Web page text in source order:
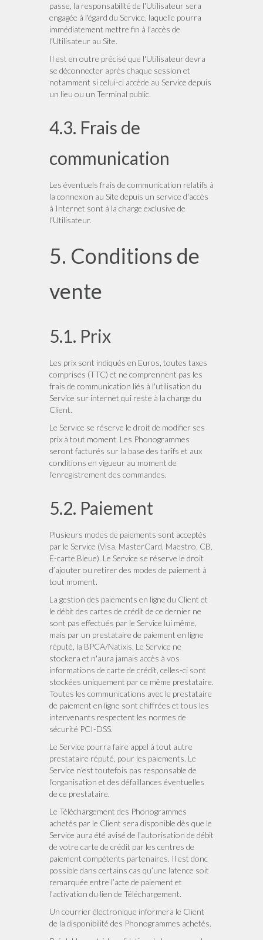
passe, la responsabilité de l'Utilisateur sera
engagée à l'égard du Service, laquelle pourra
immédiatement mettre fin à l'accès de
l'Utilisateur au Site.
Il est en outre précisé que l'Utilisateur devra
se déconnecter après chaque session et
notamment si celui-ci accède au Service depuis
un lieu ou un Terminal public.
4.3. Frais de
communication
Les éventuels frais de communication relatifs à
la connexion au Site depuis un service d'accès
à Internet sont à la charge exclusive de
l'Utilisateur.
5. Conditions de
vente
5.1. Prix
Les prix sont indiqués en Euros, toutes taxes
comprises (TTC) et ne comprennent pas les
frais de communication liés à l'utilisation du
Service sur internet qui reste à la charge du
Client.
Le Service se réserve le droit de modifier ses
prix à tout moment. Les Phonogrammes
seront facturés sur la base des tarifs et aux
conditions en vigueur au moment de
l'enregistrement des commandes.
5.2. Paiement
Plusieurs modes de paiements sont acceptés
par le Service (Visa, MasterCard, Maestro, CB,
E-carte Bleue). Le Service se réserve le droit
d’ajouter ou retirer des modes de paiement à
tout moment.
La gestion des paiements en ligne du Client et
le débit des cartes de crédit de ce dernier ne
sont pas effectués par le Service lui même,
mais par un prestataire de paiement en ligne
réputé, la BPCA/Natixis. Le Service ne
stockera et n'aura jamais accès à vos
informations de carte de crédit, celles-ci sont
stockées uniquement par ce même prestataire.
Toutes les communications avec le prestataire
de paiement en ligne sont chiffrées et tous les
intervenants respectent les normes de
sécurité PCI-DSS.
Le Service pourra faire appel à tout autre
prestataire réputé, pour les paiements. Le
Service n’est toutefois pas responsable de
l’organisation et des défaillances éventuelles
de ce prestataire.
Le Téléchargement des Phonogrammes
achetés par le Client sera disponible dès que le
Service aura été avisé de l'autorisation de débit
de votre carte de crédit par les centres de
paiement compétents partenaires. Il est donc
possible dans certains cas qu’une latence soit
remarquée entre l’acte de paiement et
l’activation du lien de Téléchargement.
Un courrier électronique informera le Client
de la disponibilité des Phonogrammes achetés.